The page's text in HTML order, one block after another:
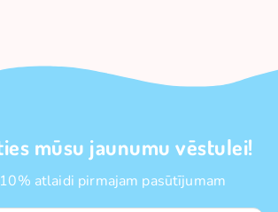
mūsu jaunumu vēstulei!
atlaidi pirmajam pasūtījumam